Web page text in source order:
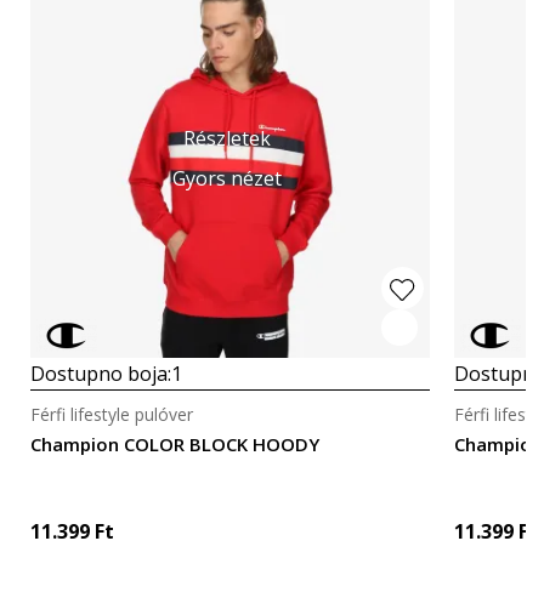
Részletek
Gyors nézet
Dostupno boja:1
Champion COLOR BLOCK HOODY
Férfi lifestyle pulóver
11.399 Ft
Champion
Férfi
11.399 Ft